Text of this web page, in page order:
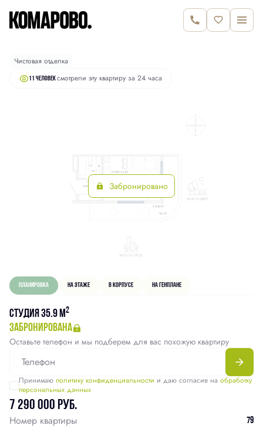
Студия35.9 м2 7 290 000 руб.
Чистовая отделка
11 человексмотрели эту квартиру за 24 часа
Забронировано
Планировка На этаже В корпусе На генплане
Студия 35.9 м2
забронирована
Оставьте телефон и мы подберем для вас похожую квартиру
Принимаю политику конфиденциальности и даю согласие на обработку
персональных данных
7 290 000 руб.
Номер квартиры 79